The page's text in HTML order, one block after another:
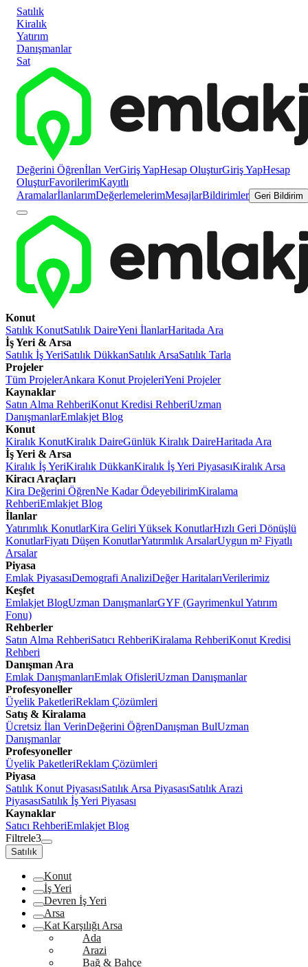
Satılık
Kiralık
Yatırım
Danışmanlar
Sat
Değerini Öğrenİlan VerGiriş YapHesap OluşturGiriş YapHesap
OluşturFavorilerimKayıtlı
AramalarİlanlarımDeğerlemelerimMesajlarBildirimler Geri Bildirim
Konut
Satılık KonutSatılık DaireYeni İlanlarHaritada Ara
İş Yeri & Arsa
Satılık İş YeriSatılık DükkanSatılık ArsaSatılık Tarla
Projeler
Tüm ProjelerAnkara Konut ProjeleriYeni Projeler
Kaynaklar
Satın Alma RehberiKonut Kredisi RehberiUzman
DanışmanlarEmlakjet Blog
Konut
Kiralık KonutKiralık DaireGünlük Kiralık DaireHaritada Ara
İş Yeri & Arsa
Kiralık İş YeriKiralık DükkanKiralık İş Yeri PiyasasıKiralık Arsa
Kiracı Araçları
Kira Değerini ÖğrenNe Kadar ÖdeyebilirimKiralama
RehberiEmlakjet Blog
İlanlar
Yatırımlık KonutlarKira Geliri Yüksek KonutlarHızlı Geri Dönüşlü
KonutlarFiyatı Düşen KonutlarYatırımlık ArsalarUygun m² Fiyatlı
Arsalar
Piyasa
Emlak PiyasasıDemografi AnaliziDeğer HaritalarıVerilerimiz
Keşfet
Emlakjet BlogUzman DanışmanlarGYF (Gayrimenkul Yatırım
Fonu)
Rehberler
Satın Alma RehberiSatıcı RehberiKiralama RehberiKonut Kredisi
Rehberi
Danışman Ara
Emlak DanışmanlarıEmlak OfisleriUzman Danışmanlar
Profesyoneller
Üyelik PaketleriReklam Çözümleri
Satış & Kiralama
Ücretsiz İlan VerinDeğerini ÖğrenDanışman BulUzman
Danışmanlar
Profesyoneller
Üyelik PaketleriReklam Çözümleri
Piyasa
Satılık Konut PiyasasıSatılık Arsa PiyasasıSatılık Arazi
PiyasasıSatılık İş Yeri Piyasası
Kaynaklar
Satıcı RehberiEmlakjet Blog
Filtrele3
Satılık
Konut
İş Yeri
Devren İş Yeri
Arsa
Kat Karşılığı Arsa
Ada
Arazi
Bağ & Bahçe